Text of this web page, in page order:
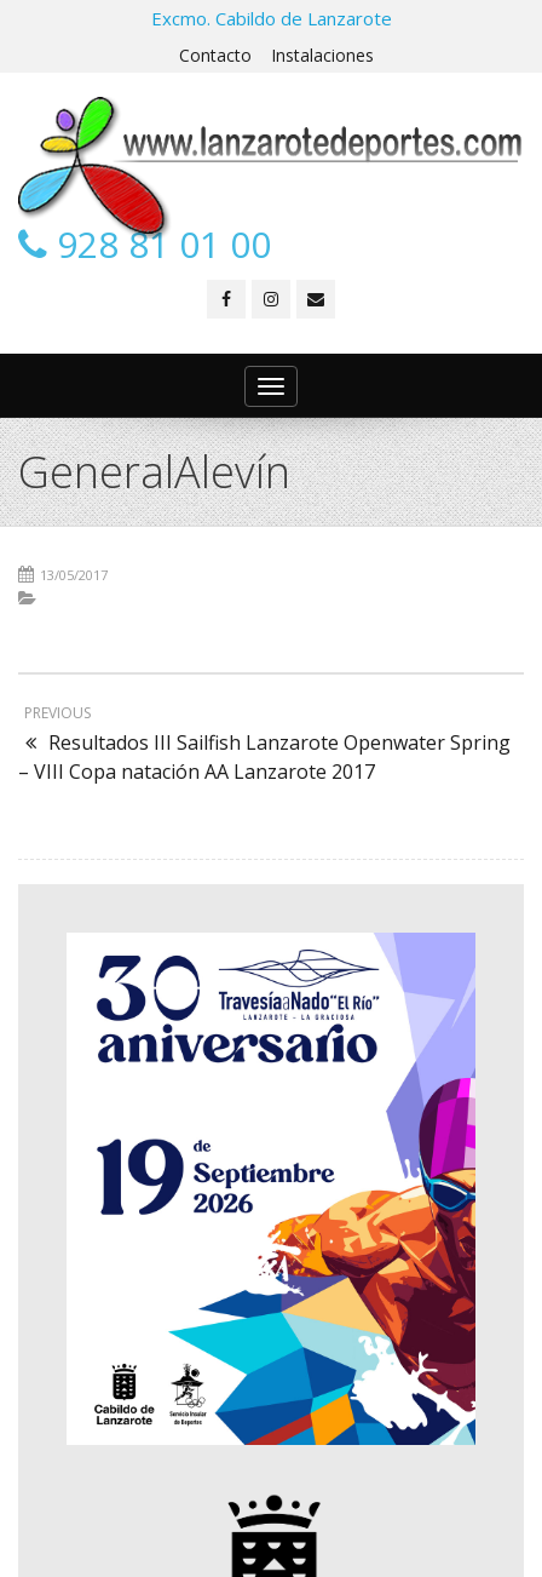
Excmo. Cabildo de Lanzarote
Contacto Instalaciones
928 81 01 00
Toggle
navigation
GeneralAlevín
13/05/2017
PREVIOUS
Resultados III Sailfish Lanzarote Openwater Spring
– VIII Copa natación AA Lanzarote 2017